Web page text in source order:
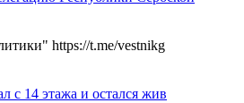
https://t.me/vestnikg
с 14 этажа и остался жив